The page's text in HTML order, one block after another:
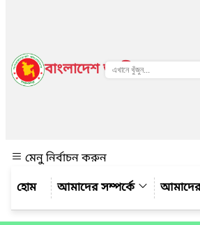
বাংলাদেশ জাতীয় তথ্য
মেনু নির্বাচন করুন
আমাদের সম্পর্কে